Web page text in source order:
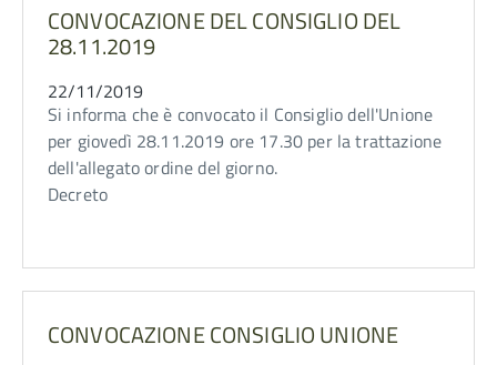
CONVOCAZIONE DEL CONSIGLIO DEL
28.11.2019
22/11/2019
Si informa che è convocato il Consiglio dell'Unione
per giovedì 28.11.2019 ore 17.30 per la trattazione
dell'allegato ordine del giorno.
Decreto
CONVOCAZIONE CONSIGLIO UNIONE